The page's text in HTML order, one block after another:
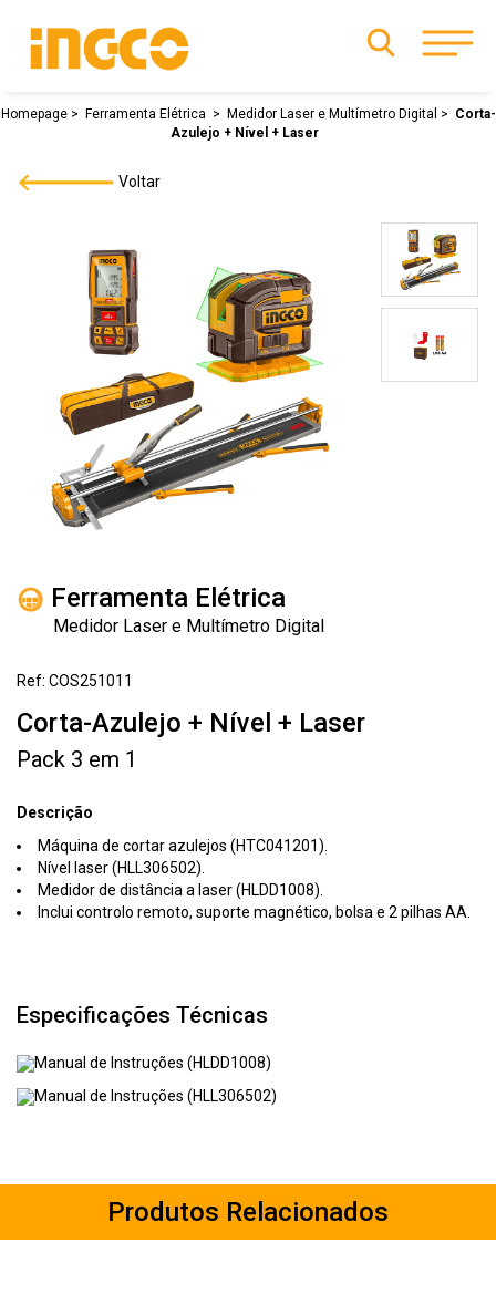
Homepage Ferramenta Elétrica Medidor Laser e Multímetro Digital
Corta-
Azulejo + Nível + Laser
Voltar
Ferramenta Elétrica
Medidor Laser e Multímetro Digital
Ref: COS251011
Corta-Azulejo + Nível + Laser
Pack 3 em 1
Descrição
Máquina de cortar azulejos (HTC041201).
Nível laser (HLL306502).
Medidor de distância a laser (HLDD1008).
Inclui controlo remoto, suporte magnético, bolsa e 2 pilhas AA.
Especificações Técnicas
Manual de Instruções (HLDD1008)
Manual de Instruções (HLL306502)
Produtos Relacionados